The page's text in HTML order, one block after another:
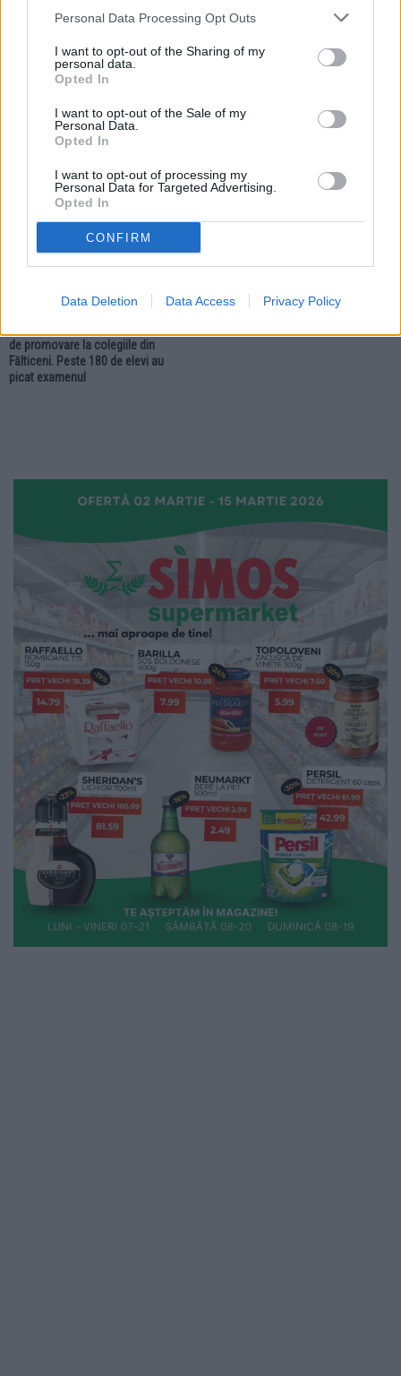
Personal Data Processing Opt Outs
I want to opt-out of the Sharing of my
personal data.
Opted In
I want to opt-out of the Sale of my
Personal Data.
Opted In
I want to opt-out of processing my
Personal Data for Targeted Advertising.
Opted In
CONFIRM
Data Deletion Data Access Privacy Policy
08.07.2026
Două profesoare de la Colegiul
curs european în domeniul
Inteligenței Artificiale
07.07.2026
la probele examenului de
EDUCAȚIE
de promovare la colegiile din
Fălticeni. Peste 180 de elevi au
picat examenul